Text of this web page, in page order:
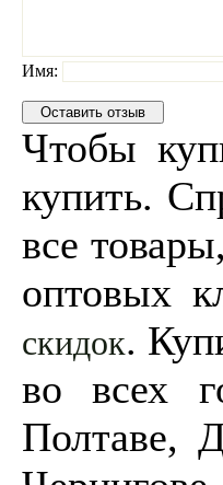
Имя:
Чтобы
купить.
все
оптовых
скидок.
во всех
Полтаве,